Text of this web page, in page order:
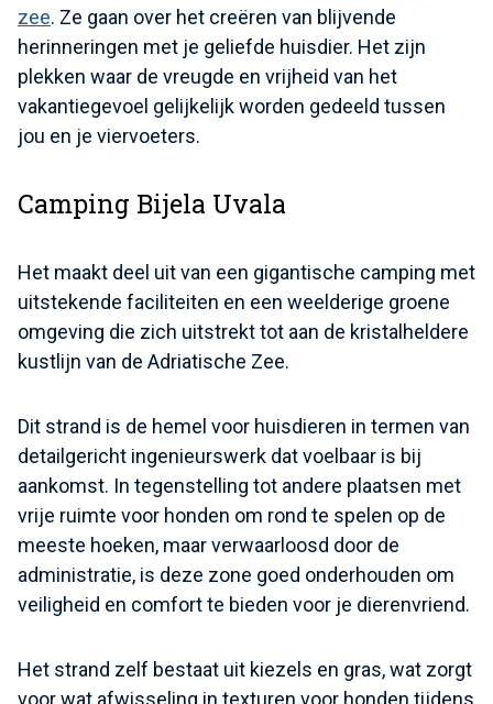
zee. Ze gaan over het creëren van blijvende
herinneringen met je geliefde huisdier. Het zijn
plekken waar de vreugde en vrijheid van het
vakantiegevoel gelijkelijk worden gedeeld tussen
jou en je viervoeters.
Camping Bijela Uvala
Het maakt deel uit van een gigantische camping met
uitstekende faciliteiten en een weelderige groene
omgeving die zich uitstrekt tot aan de kristalheldere
kustlijn van de Adriatische Zee.
Dit strand is de hemel voor huisdieren in termen van
detailgericht ingenieurswerk dat voelbaar is bij
aankomst. In tegenstelling tot andere plaatsen met
vrije ruimte voor honden om rond te spelen op de
meeste hoeken, maar verwaarloosd door de
administratie, is deze zone goed onderhouden om
veiligheid en comfort te bieden voor je dierenvriend.
Het strand zelf bestaat uit kiezels en gras, wat zorgt
voor wat afwisseling in texturen voor honden tijdens